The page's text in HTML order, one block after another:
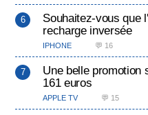
Souhaitez-vous que
recharge inversée
IPHONE 💬 16
Une belle promotion
161 euros
APPLE TV 💬 15